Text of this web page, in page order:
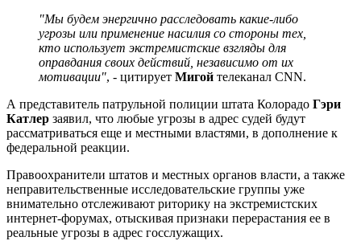
"Мы будем энергично расследовать какие-либо
угрозы или применение насилия со стороны тех,
кто использует экстремистские взгляды для
оправдания своих действий, независимо от их
мотивации", - цитирует Мигой телеканал CNN.
А представитель патрульной полиции штата Колорадо Гэри
Катлер заявил, что любые угрозы в адрес судей будут
рассматриваться еще и местными властями, в дополнение к
федеральной реакции.
Правоохранители штатов и местных органов власти, а также
неправительственные исследовательские группы уже
внимательно отслеживают риторику на экстремистских
интернет-форумах, отыскивая признаки перерастания ее в
реальные угрозы в адрес госслужащих.